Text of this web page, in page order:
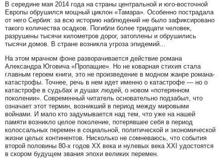
В середине мая 2014 года на страны центральной и юго-восточной
Европы обрушился мощный циклон «Тамара». Особенно пострадала
от него Сербия: за всю историю наблюдений не было зафиксировано
такого количества осадков. Погибли более тридцати человек,
разрушены тысячи километров дорог, затоплены и обрушились
тысячи домов. В стране возникла угроза эпидемий...
На этом мрачном фоне разворачивается действие романа
Александра Юговича «Пропащие». Но не коварная стихия стала
главным героем книги, это не произведение в модном жанре романа-
катастрофы. Точнее, речь в нем идет именно о катастрофе — но о
катастрофе в судьбах и душах людей, о новом «потерянном
поколении». Современный читатель основательно подзабыл, что
означает этот термин, возникший в период между мировыми
войнами. И мало кто задумывается над тем, что уже на нашей
памяти возникло целое поколение, потерявшее себя в период
колоссальных перемен в социальной, политической и экономической
жизни целых континентов. Нисколько не сомневаюсь, что события
второй половины 80-х годов ХХ века и нулевых века XXI удостоятся
в скором будущем звания эпохи великих перемен.